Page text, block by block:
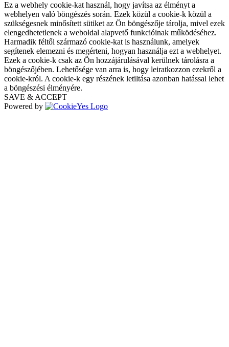
Ez a webhely cookie-kat használ, hogy javítsa az élményt a
webhelyen való böngészés során. Ezek közül a cookie-k közül a
szükségesnek minősített sütiket az Ön böngészője tárolja, mivel ezek
elengedhetetlenek a weboldal alapvető funkcióinak működéséhez.
Harmadik féltől származó cookie-kat is használunk, amelyek
segítenek elemezni és megérteni, hogyan használja ezt a webhelyet.
Ezek a cookie-k csak az Ön hozzájárulásával kerülnek tárolásra a
böngészőjében. Lehetősége van arra is, hogy leiratkozzon ezekről a
cookie-król. A cookie-k egy részének letiltása azonban hatással lehet
a böngészési élményére.
SAVE & ACCEPT
Powered by